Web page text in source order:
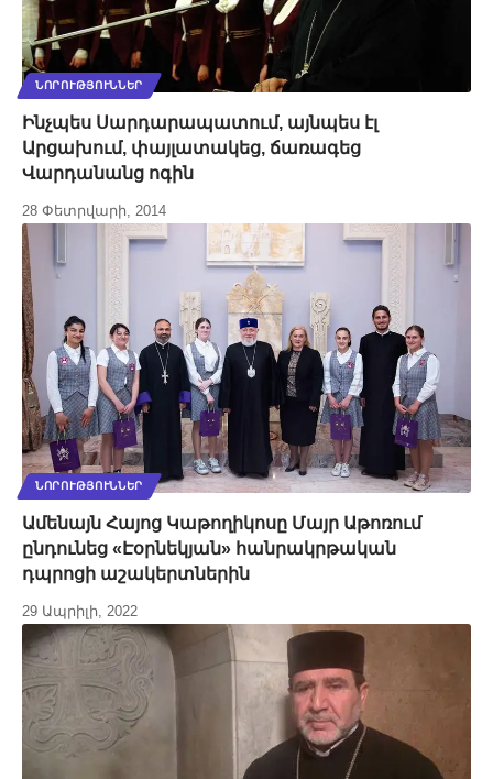
ՆՈՐՈՒԹՅՈՒՆՆԵՐ
Ինչպես Սարդարապատում, այնպես էլ
Արցախում, փայլատակեց, ճառագեց
Վարդանանց ոգին
28 Փետրվարի, 2014
ՆՈՐՈՒԹՅՈՒՆՆԵՐ
Ամենայն Հայոց Կաթողիկոսը Մայր Աթոռում
ընդունեց «Էօրնեկյան» հանրակրթական
դպրոցի աշակերտներին
29 Ապրիլի, 2022